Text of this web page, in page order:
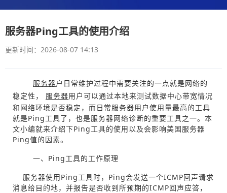
服务器Ping工具的使用介绍
更新时间：2026-08-07 14:13
服务器户日常维护过程中需要关注的一点就是网络的
稳定性，
服务器用户可以通过本地来测试数据中心带宽情况
和网络环境是否稳定，而日常服务器用户使用量最高的工具
就是Ping工具了，也是服务器网络诊断的重要工具之一。本
文小编就来介绍下Ping工具的使用以及会影响美国服务器
Ping值的因素。
一、Ping工具的工作原理
服务器使用Ping工具时，Ping会发送一个ICMP回声请求
消息给目的地，并报告是否收到所预期的ICMP回声应答，